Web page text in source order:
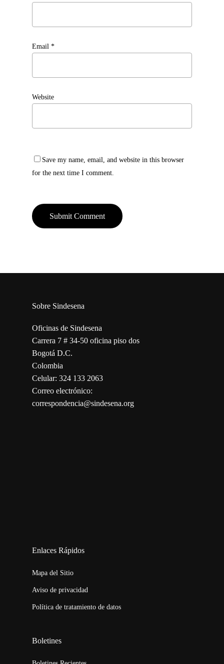
Email *
Website
Save my name, email, and website in this browser
for the next time I comment.
Sobre Sindesena
Oficinas de Sindesena
Carrera 7 # 34-50 oficina piso dos
Bogotá D.C.
Colombia
Celular: 324 133 2063
Correo electrónico:
correspondencia@sindesena.org
Enlaces Rápidos
Mapa del Sitio
Aviso de privacidad
Política de tratamiento de datos
Boletines